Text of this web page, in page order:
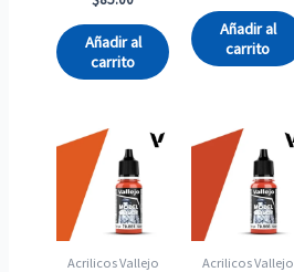
Añadir al
carrito
Añadir al
carrito
Acrilicos Vallejo Acrilicos Vallejo